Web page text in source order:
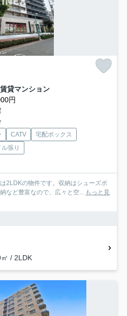
貸マンション
円
CATV
宅配ボックス
張り
2LDKの物件です。収納はシューズボ
など豊富なので、広々と空... もっと見
/ 2LDK